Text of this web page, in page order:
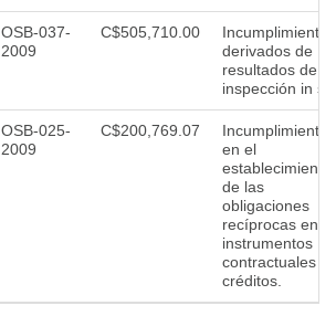
OSB-037-
2009
C$505,710.00
Incumplimientos
derivados de
resultados de
inspección in
OSB-025-
2009
C$200,769.07
Incumplimiento
en el
establecimiento
de las
obligaciones
recíprocas en
instrumentos
contractuales
créditos.